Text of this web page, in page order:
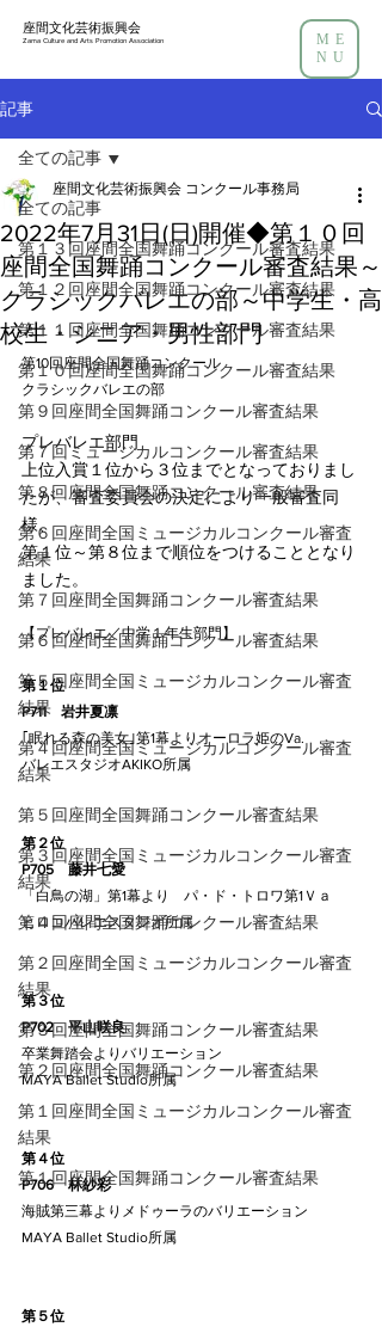
座間文化芸術振興会
Zama Culture and Arts Promotion Association
ME
NU
記事
全ての記事
第１３回座間全国舞踊コンクール審査結果
第１２回座間全国舞踊コンクール審査結果
第１１回座間全国舞踊コンクール審査結果
第１０回座間全国舞踊コンクール審査結果
第９回座間全国舞踊コンクール審査結果
第７回ミュージカルコンクール審査結果
第８回座間全国舞踊コンクール審査結果
第６回座間全国ミュージカルコンクール審査
結果
第７回座間全国舞踊コンクール審査結果
第６回座間全国舞踊コンクール審査結果
第５回座間全国ミュージカルコンクール審査
結果
第４回座間全国ミュージカルコンクール審査
結果
第５回座間全国舞踊コンクール審査結果
第３回座間全国ミュージカルコンクール審査
結果
第４回座間全国舞踊コンクール審査結果
第２回座間全国ミュージカルコンクール審査
結果
第３回座間全国舞踊コンクール審査結果
第２回座間全国舞踊コンクール審査結果
第１回座間全国ミュージカルコンクール審査
結果
第１回座間全国舞踊コンクール審査結果
全ての記事
2022年7月31日(日)開催◆第１０回
座間全国舞踊コンクール審査結果～
クラシックバレエの部～中学生・高
校生・シニア・男性部門
座間文化芸術振興会 コンクール事務局
第10回座間全国舞踊コンクール
クラシックバレエの部
プレバレエ部門
上位入賞１位から３位までとなっておりまし
たが、審査委員会の決定により一般審査同
様、
第１位～第８位まで順位をつけることとなり
ました。
【プレバレエ／中学１年生部門】
第１位
P711    岩井夏凛
｢眠れる森の美女｣第1幕よりオーロラ姫のVa.
バレエスタジオAKIKO所属
第２位
P705    藤井七愛
「白鳥の湖」第1幕より　パ・ド・トロワ第1Ｖａ
ヒロコバレエスタジオ所属
第３位
P702    平山咲良
卒業舞踏会よりバリエーション
MAYA Ballet Studio所属
第４位
P706    林紗彩
海賊第三幕よりメドゥーラのバリエーション
MAYA Ballet Studio所属
第５位